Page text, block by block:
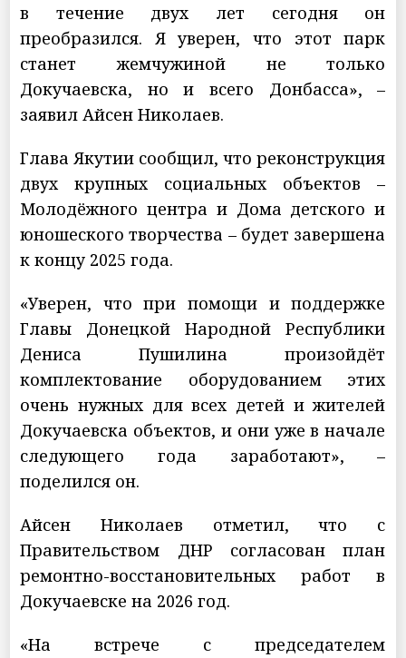
в течение двух лет сегодня он
преобразился. Я уверен, что этот парк
станет жемчужиной не только
Докучаевска, но и всего Донбасса», –
заявил Айсен Николаев.
Глава Якутии сообщил, что реконструкция
двух крупных социальных объектов –
Молодёжного центра и Дома детского и
юношеского творчества – будет завершена
к концу 2025 года.
«Уверен, что при помощи и поддержке
Главы Донецкой Народной Республики
Дениса Пушилина произойдёт
комплектование оборудованием этих
очень нужных для всех детей и жителей
Докучаевска объектов, и они уже в начале
следующего года заработают», –
поделился он.
Айсен Николаев отметил, что с
Правительством ДНР согласован план
ремонтно-восстановительных работ в
Докучаевске на 2026 год.
«На встрече с председателем